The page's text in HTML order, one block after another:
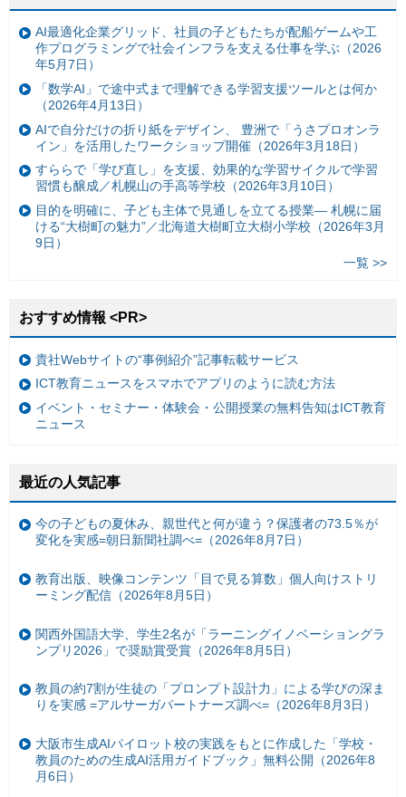
AI最適化企業グリッド、社員の子どもたちが配船ゲームや工
作プログラミングで社会インフラを支える仕事を学ぶ（2026
年5月7日）
「数学AI」で途中式まで理解できる学習支援ツールとは何か
（2026年4月13日）
AIで自分だけの折り紙をデザイン、 豊洲で「うさプロオンラ
イン」を活用したワークショップ開催（2026年3月18日）
すららで「学び直し」を支援、効果的な学習サイクルで学習
習慣も醸成／札幌山の手高等学校（2026年3月10日）
目的を明確に、子ども主体で見通しを立てる授業— 札幌に届
ける“大樹町の魅力”／北海道大樹町立大樹小学校（2026年3月
9日）
一覧 >>
おすすめ情報 <PR>
貴社Webサイトの“事例紹介”記事転載サービス
ICT教育ニュースをスマホでアプリのように読む方法
イベント・セミナー・体験会・公開授業の無料告知はICT教育
ニュース
最近の人気記事
今の子どもの夏休み、親世代と何が違う？保護者の73.5％が
変化を実感=朝日新聞社調べ=（2026年8月7日）
教育出版、映像コンテンツ「目で見る算数」個人向けストリ
ーミング配信（2026年8月5日）
関西外国語大学、学生2名が「ラーニングイノベーショングラ
ンプリ2026」で奨励賞受賞（2026年8月5日）
教員の約7割が生徒の「プロンプト設計力」による学びの深ま
りを実感 =アルサーガパートナーズ調べ=（2026年8月3日）
大阪市生成AIパイロット校の実践をもとに作成した「学校・
教員のための生成AI活用ガイドブック」無料公開（2026年8
月6日）